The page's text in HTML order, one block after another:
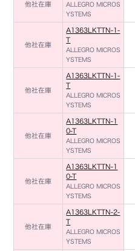
他社在庫
ALLEGRO MICROS
YSTEMS
他社在庫
A1363LKTTN-1-
T
ALLEGRO MICROS
YSTEMS
他社在庫
A1363LKTTN-1-
T
ALLEGRO MICROS
YSTEMS
他社在庫
A1363LKTTN-1
0-T
ALLEGRO MICROS
YSTEMS
他社在庫
A1363LKTTN-1
0-T
ALLEGRO MICROS
YSTEMS
他社在庫
A1363LKTTN-2-
T
ALLEGRO MICROS
YSTEMS